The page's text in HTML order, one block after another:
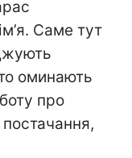
Саме тут
оминають
про